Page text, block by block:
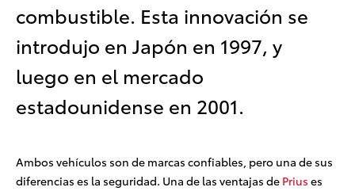
combustible. Esta innovación se
introdujo en Japón en 1997, y
luego en el mercado
estadounidense en 2001.
Ambos vehículos son de marcas confiables, pero una de sus
diferencias es la seguridad. Una de las ventajas de Prius es